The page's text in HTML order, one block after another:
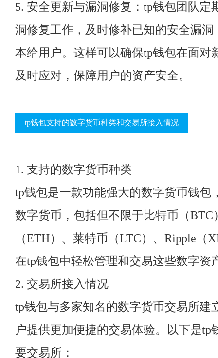
5. 安全更新与漏洞修复：tp钱包团队定
洞修复工作，及时修补已知的安全漏洞
本给用户。这样可以确保tp钱包在面对
及时应对，保障用户的资产安全。
tp钱包支持的数字货币种类和交易所接入情况
1. 支持的数字货币种类
tp钱包是一款功能强大的数字货币钱包
数字货币，包括但不限于比特币（BTC
（ETH）、莱特币（LTC）、Ripple（
在tp钱包中轻松管理和交易这些数字资
2. 交易所接入情况
tp钱包与多家知名的数字货币交易所建
户提供更加便捷的交易体验。以下是tp
要交易所：